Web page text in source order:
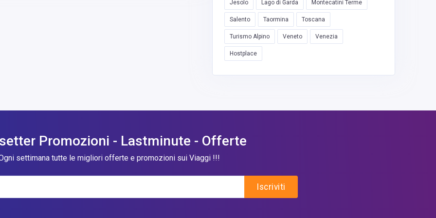
Jesolo Lago di Garda Montecatini Terme
Salento Taormina Toscana
Turismo Alpino Veneto Venezia
Hostplace
Promozioni - Lastminute - Offerte
settimana tutte le migliori offerte e promozioni sui Viaggi !!!
Iscriviti